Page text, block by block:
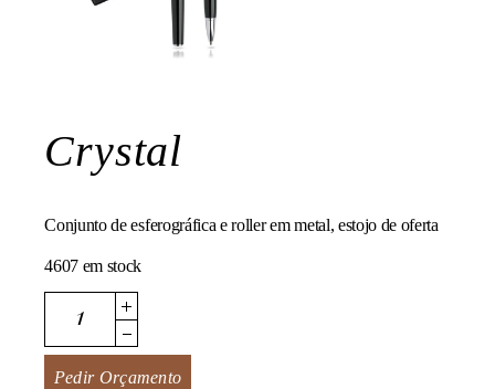
Crystal
Conjunto de esferográfica e roller em metal, estojo de oferta
4607 em stock
Crystal quantity
Pedir Orçamento